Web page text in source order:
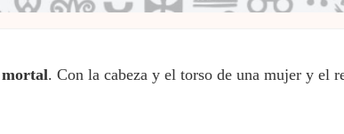
mortal. Con la cabeza y el torso de una mujer y el